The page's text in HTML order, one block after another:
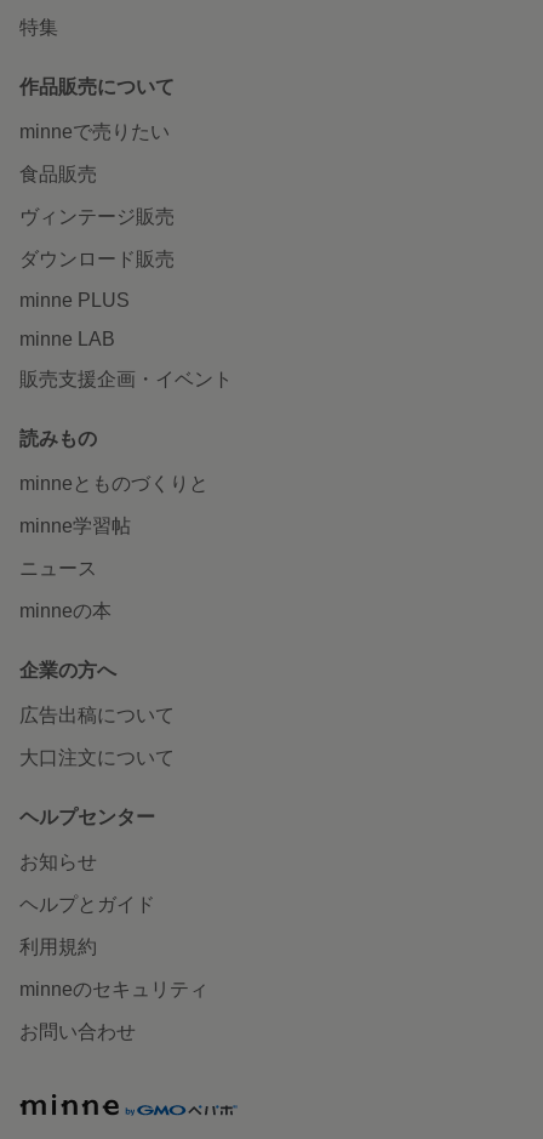
特集
作品販売について
minneで売りたい
食品販売
ヴィンテージ販売
ダウンロード販売
minne PLUS
minne LAB
販売支援企画・イベント
読みもの
minneとものづくりと
minne学習帖
ニュース
minneの本
企業の方へ
広告出稿について
大口注文について
ヘルプセンター
お知らせ
ヘルプとガイド
利用規約
minneのセキュリティ
お問い合わせ